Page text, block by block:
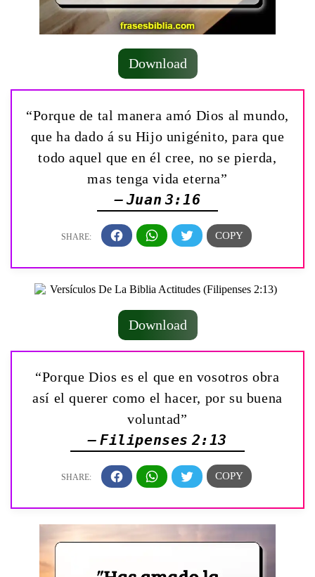
Download
“Porque de tal manera amó Dios al mundo,
que ha dado á su Hijo unigénito, para que
todo aquel que en él cree, no se pierda,
mas tenga vida eterna”
— Juan 3:16
Download
“Porque Dios es el que en vosotros obra
así el querer como el hacer, por su buena
voluntad”
— Filipenses 2:13